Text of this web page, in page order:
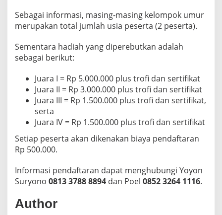
Sebagai informasi, masing-masing kelompok umur
merupakan total jumlah usia peserta (2 peserta).
Sementara hadiah yang diperebutkan adalah
sebagai berikut:
Juara I = Rp 5.000.000 plus trofi dan sertifikat
Juara II = Rp 3.000.000 plus trofi dan sertifikat
Juara III = Rp 1.500.000 plus trofi dan sertifikat,
serta
Juara IV = Rp 1.500.000 plus trofi dan sertifikat
Setiap peserta akan dikenakan biaya pendaftaran
Rp 500.000.
Informasi pendaftaran dapat menghubungi Yoyon
Suryono 0813 3788 8894 dan Poel 0852 3264 1116.
Author